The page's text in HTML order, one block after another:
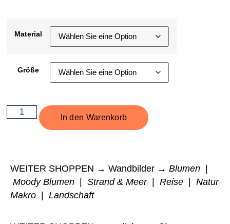
Material
Größe
In den Warenkorb
WEITER SHOPPEN → Wandbilder → Blumen
Moody Blumen
Strand & Meer| Reise
Natur
Makro
Landschaft